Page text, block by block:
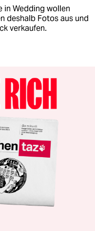
in Wedding wollen
deshalb Fotos aus und
verkaufen.